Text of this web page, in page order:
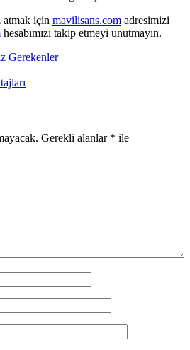
atmak için mavilisans.com adresimizi
hesabımızı takip etmeyi unutmayın.
Gerekenler
Gerekli alanlar * ile